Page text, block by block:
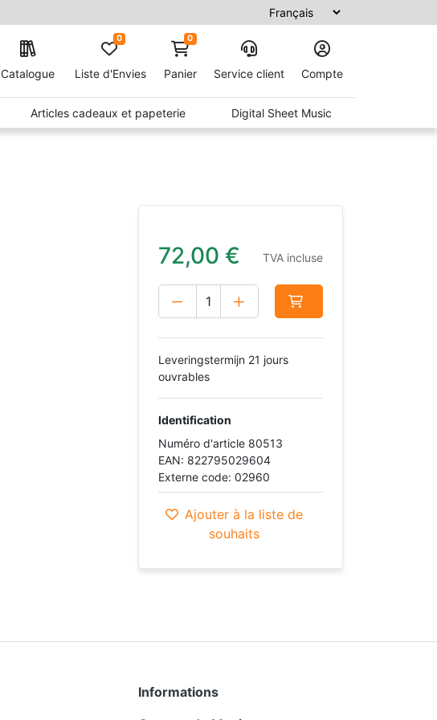
Catalogue Liste d'Envies
0 0
Panier Service client Compte
Articles cadeaux et papeterie Digital Sheet Music
72,00 € TVA incluse
Leveringstermijn 21 jours
ouvrables
Identification
Numéro d'article 80513
EAN: 822795029604
Externe code: 02960
Ajouter à la liste de
souhaits
Informations